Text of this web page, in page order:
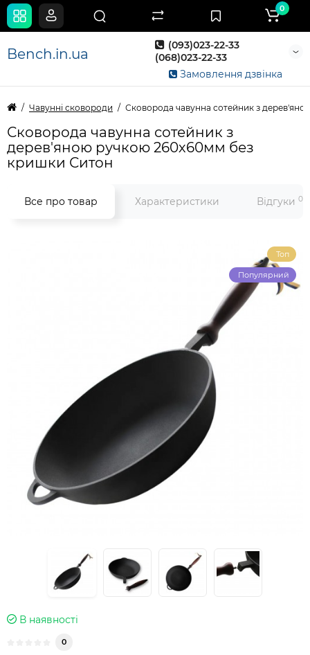
Bench.in.ua
(093)023-22-33
(068)023-22-33
Замовлення дзвінка
0
Чавунні сковороди Сковорода чавунна сотейник з
Сковорода чавунна сотейник з
дерев'яною ручкою 260х60мм без
кришки Ситон
Все про товар Характеристики Відгуки 0
Топ
Популярний
В наявності
0